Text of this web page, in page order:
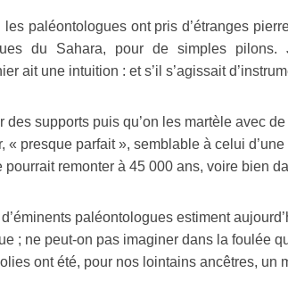
paléontologues ont pris d’étranges
du Sahara, pour de simples pilons.
ait une intuition : et s’il s’agissait
des supports puis qu’on les martèle avec
« presque parfait », semblable à celui
pourrait remonter à 45 000 ans, voire bien
paléontologues estiment
; ne peut-on pas imaginer dans la foulée
ont été, pour nos lointains ancêtres, un